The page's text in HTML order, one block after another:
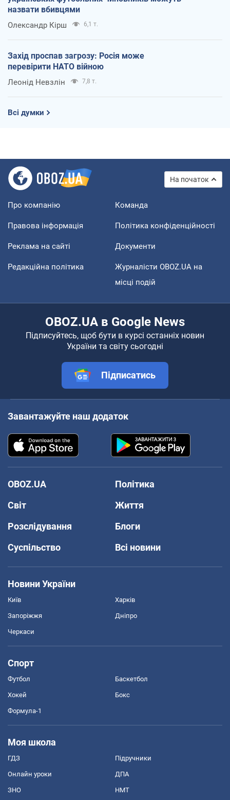
назвати вбивцями
Олександр Кірш 6,1 т.
Захід проспав загрозу: Росія може
перевірити НАТО війною
Леонід Невзлін 7,8 т.
Всі думки
На початок
Про компанію Команда
Правова інформація Політика конфіденційності
Реклама на сайті Документи
Редакційна політика
Журналісти OBOZ.UA на
місці подій
OBOZ.UA в Google News
Підписуйтесь, щоб бути в курсі останніх новин
України та світу сьогодні
Підписатись
Завантажуйте наш додаток
OBOZ.UA
Політика
Світ
Життя
Розслідування
Блоги
Суспільство
Всі новини
Новини України
Київ Харків
Запоріжжя Дніпро
Черкаси
Спорт
Футбол Баскетбол
Хокей Бокс
Формула-1
Моя школа
ГДЗ Підручники
Онлайн уроки ДПА
ЗНО НМТ